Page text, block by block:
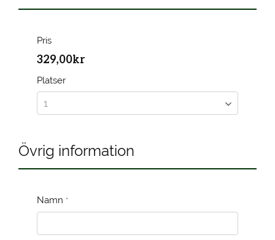
Pris
329,00kr
Platser
Övrig information
Namn *